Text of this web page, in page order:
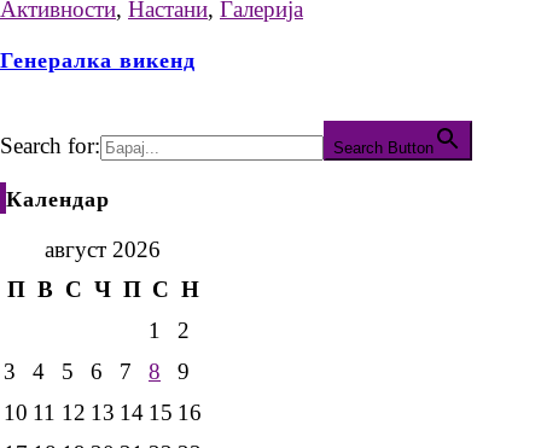
Активности, Настани, Галерија
Генералка викенд
Search for: Search Button
Календар
август 2026
П В С Ч П С Н
1
2
3
4 5 6 7 8
9
10 11 12 13 14 15 16